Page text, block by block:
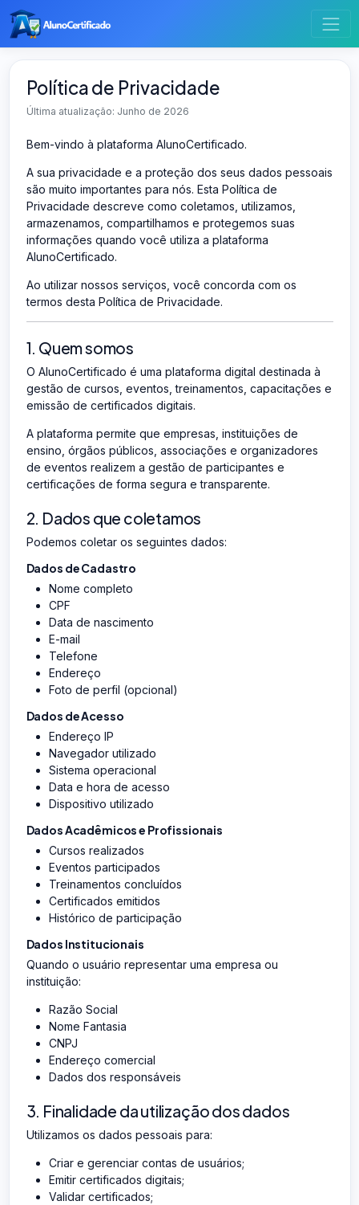
Política de Privacidade
Última atualização: Junho de 2026
Bem-vindo à plataforma AlunoCertificado.
A sua privacidade e a proteção dos seus dados pessoais
são muito importantes para nós. Esta Política de
Privacidade descreve como coletamos, utilizamos,
armazenamos, compartilhamos e protegemos suas
informações quando você utiliza a plataforma
AlunoCertificado.
Ao utilizar nossos serviços, você concorda com os
termos desta Política de Privacidade.
1. Quem somos
O AlunoCertificado é uma plataforma digital destinada à
gestão de cursos, eventos, treinamentos, capacitações e
emissão de certificados digitais.
A plataforma permite que empresas, instituições de
ensino, órgãos públicos, associações e organizadores
de eventos realizem a gestão de participantes e
certificações de forma segura e transparente.
2. Dados que coletamos
Podemos coletar os seguintes dados:
Dados de Cadastro
Nome completo
CPF
Data de nascimento
E-mail
Telefone
Endereço
Foto de perfil (opcional)
Dados de Acesso
Endereço IP
Navegador utilizado
Sistema operacional
Data e hora de acesso
Dispositivo utilizado
Dados Acadêmicos e Profissionais
Cursos realizados
Eventos participados
Treinamentos concluídos
Certificados emitidos
Histórico de participação
Dados Institucionais
Quando o usuário representar uma empresa ou
instituição:
Razão Social
Nome Fantasia
CNPJ
Endereço comercial
Dados dos responsáveis
3. Finalidade da utilização dos dados
Utilizamos os dados pessoais para:
Criar e gerenciar contas de usuários;
Emitir certificados digitais;
Validar certificados;